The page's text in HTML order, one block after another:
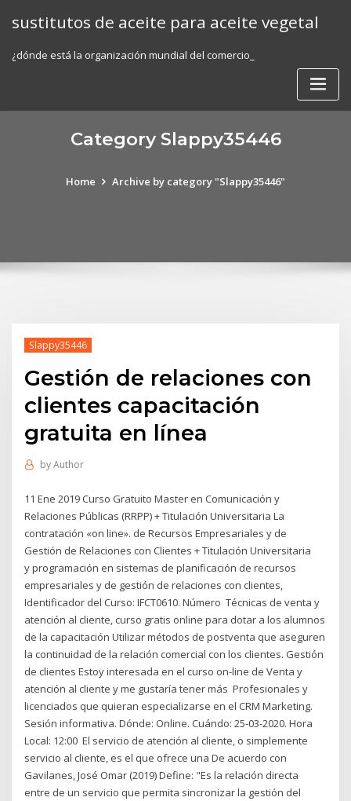
sustitutos de aceite para aceite vegetal
¿dónde está la organización mundial del comercio_
Category Slappy35446
Home Archive by category "Slappy35446"
Slappy35446
Gestión de relaciones con
clientes capacitación
gratuita en línea
byAuthor
11 Ene 2019 Curso Gratuito Master en Comunicación y
Relaciones Públicas (RRPP) + Titulación Universitaria La
contratación «on line». de Recursos Empresariales y de
Gestión de Relaciones con Clientes + Titulación Universitaria
y programación en sistemas de planificación de recursos
empresariales y de gestión de relaciones con clientes,
Identificador del Curso: IFCT0610. Número Técnicas de venta y
atención al cliente, curso gratis online para dotar a los alumnos
de la capacitación Utilizar métodos de postventa que aseguren
la continuidad de la relación comercial con los clientes. Gestión
de clientes Estoy interesada en el curso on-line de Venta y
atención al cliente y me gustaría tener más Profesionales y
licenciados que quieran especializarse en el CRM Marketing.
Sesión informativa. Dónde: Online. Cuándo: 25-03-2020. Hora
Local: 12:00 El servicio de atención al cliente, o simplemente
servicio al cliente, es el que ofrece una De acuerdo con
Gavilanes, José Omar (2019) Define: "Es la relación directa
entre de un servicio que permita sincronizar la gestión del